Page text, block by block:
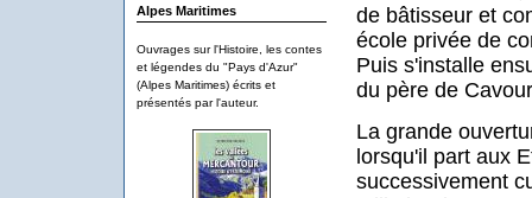
Alpes Maritimes
Ouvrages sur l'Histoire, les contes
et légendes du "Pays d'Azur"
(Alpes Maritimes) écrits et
présentés par l'auteur.
de bâtisseur et
école privée de
Puis s'installe
du père de
La grande
lorsqu'il part aux
successivement